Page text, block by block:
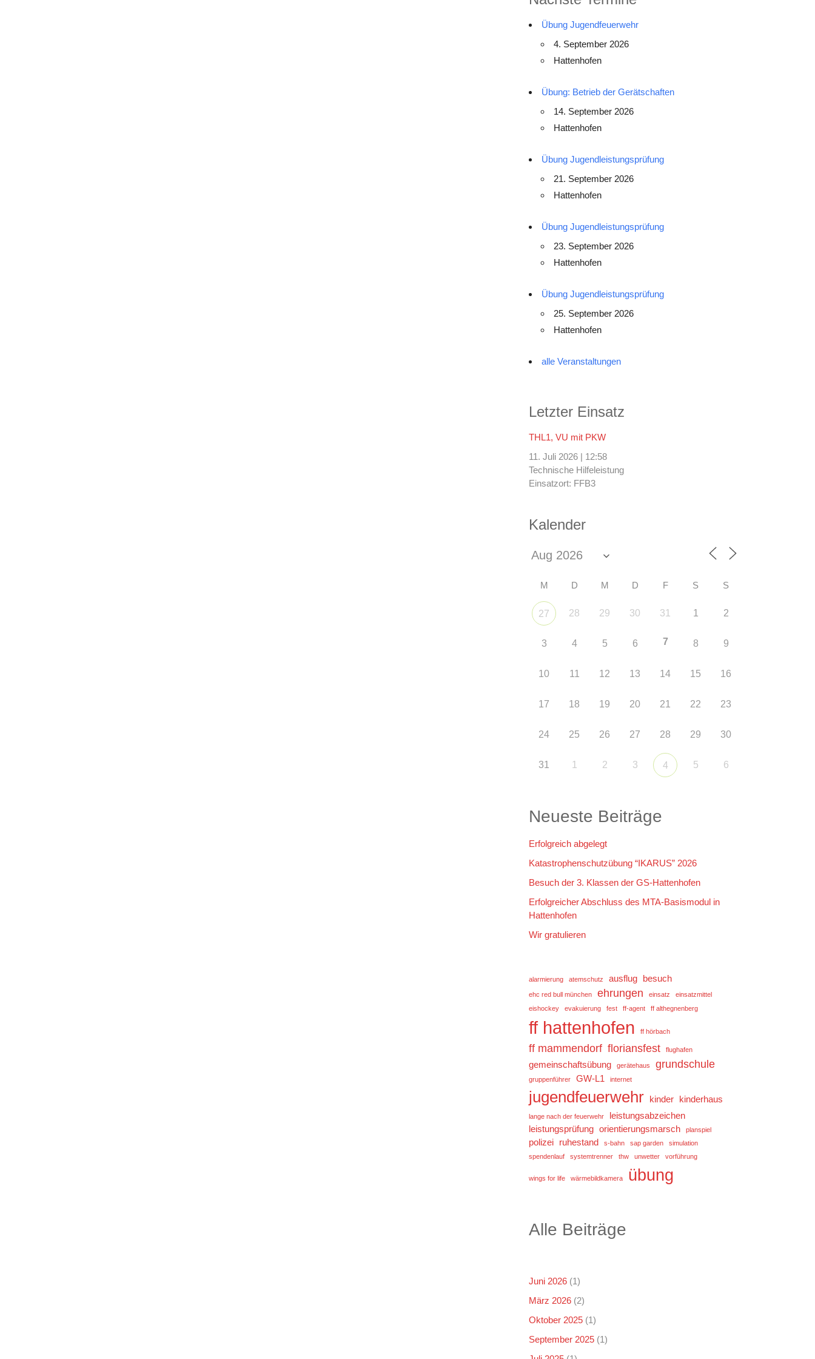
Übung Jugendfeuerwehr
4. September 2026
Hattenhofen
Übung: Betrieb der Gerätschaften
14. September 2026
Hattenhofen
Übung Jugendleistungsprüfung
21. September 2026
Hattenhofen
Übung Jugendleistungsprüfung
23. September 2026
Hattenhofen
Übung Jugendleistungsprüfung
25. September 2026
Hattenhofen
alle Veranstaltungen
Letzter Einsatz
THL1, VU mit PKW
11. Juli 2026 | 12:58
Technische Hilfeleistung
Einsatzort: FFB3
Kalender
M D M D F S S
27 28 29 30 31 1 2
3 4 5 6 7 8 9
10 11 12 13 14 15 16
17 18 19 20 21 22 23
24 25 26 27 28 29 30
31 1 2 3 4 5 6
Neueste Beiträge
Erfolgreich abgelegt
Katastrophenschutzübung “IKARUS” 2026
Besuch der 3. Klassen der GS-Hattenhofen
Erfolgreicher Abschluss des MTA-Basismodul in
Hattenhofen
Wir gratulieren
alarmierung atemschutz ausflug besuch
ehc red bull münchen ehrungen einsatz
einsatzmittel
eishockey
evakuierung fest ff-agent ff althegnenberg
ff hattenhofen ff hörbach
ff mammendorf floriansfest flughafen
gemeinschaftsübung gerätehaus grundschule
gruppenführer GW-L1 internet
jugendfeuerwehr kinder kinderhaus
lange nach der feuerwehr
leistungsabzeichen
leistungsprüfung orientierungsmarsch planspiel
polizei ruhestand s-bahn sap garden
simulation
spendenlauf
systemtrenner thw unwetter vorführung
wings for life wärmebildkamera übung
Alle Beiträge
Juni 2026 (1)
März 2026 (2)
Oktober 2025 (1)
September 2025 (1)